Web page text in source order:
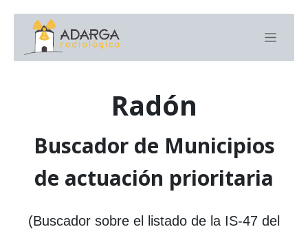
Radón
Buscador de Municipios
de actuación prioritaria
(Buscador sobre el listado de la IS-47 del